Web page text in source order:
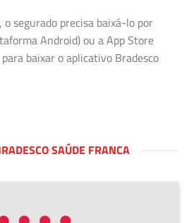
segurado precisa baixá-lo por
Android) ou a App Store
baixar o aplicativo Bradesco
SAÚDE FRANCA